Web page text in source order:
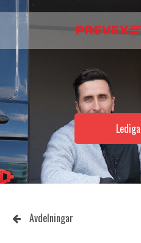
Avdelningar